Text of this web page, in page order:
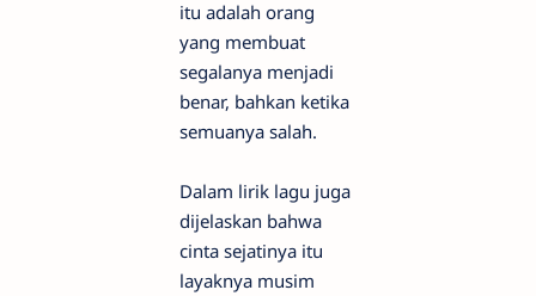
itu adalah orang
yang membuat
segalanya menjadi
benar, bahkan ketika
semuanya salah.
Dalam lirik lagu juga
dijelaskan bahwa
cinta sejatinya itu
layaknya musim